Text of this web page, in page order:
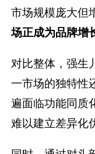
市场规模庞大但
场正成为品牌增
对比整体，强生
一市场的独特性
遍面临功能同质
难以建立差异化